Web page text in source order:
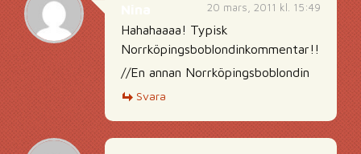
20 mars, 2011 kl. 15:49
Hahahaaaa! Typisk
Norrköpingsboblondinkommentar!!
//En annan Norrköpingsboblondin
Svara